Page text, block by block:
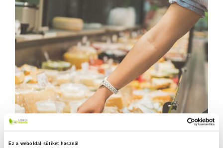
Ez a weboldal sütiket használ